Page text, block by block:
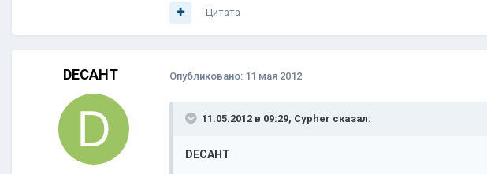
Цитата
DECAHT Опубликовано: 11 мая 2012
11.05.2012 в 09:29, Cypher сказал:
DECAHT